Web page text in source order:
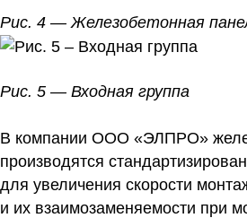
Рис. 4 — Железобетонная
Рис. 5 — Входная группа
В компании ООО «ЭЛПРО»
производятся
для увеличения скорости
и их взаимозаменяемости при